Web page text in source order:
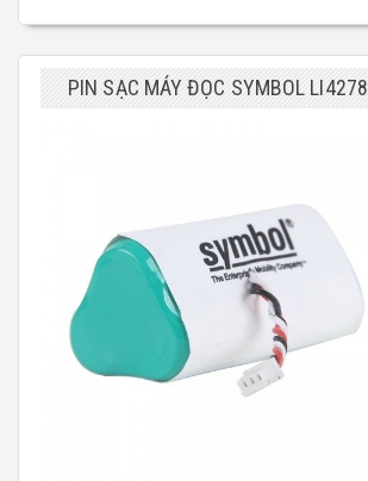
PIN SẠC MÁY ĐỌC SYMBOL LI4278